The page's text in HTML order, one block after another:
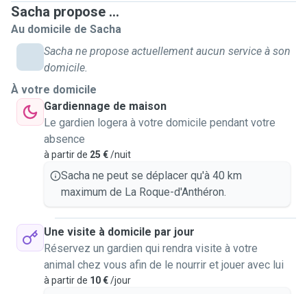
(petits et grands) ainsi que de chiots.
J'ai passé une formation de premiers secours canins et je
suis également véhiculé d'une petite Kangoo, ce qui me
permet d'être prêt à toutes les situations !
J'ai également fait la formation d'aptitude de possession
de chien catégorisé et suis familier avec les
responsabilités liées à ces races.
Sacha propose ...
Au domicile de Sacha
Sacha ne propose actuellement aucun service à son
domicile.
À votre domicile
Gardiennage de maison
Le gardien logera à votre domicile pendant votre
absence
à partir de 25 €/nuit
Sacha ne peut se déplacer qu'à 40 km
maximum de La Roque-d'Anthéron.
Une visite à domicile par jour
Réservez un gardien qui rendra visite à votre
animal chez vous afin de le nourrir et jouer avec lui
à partir de 10 €/jour